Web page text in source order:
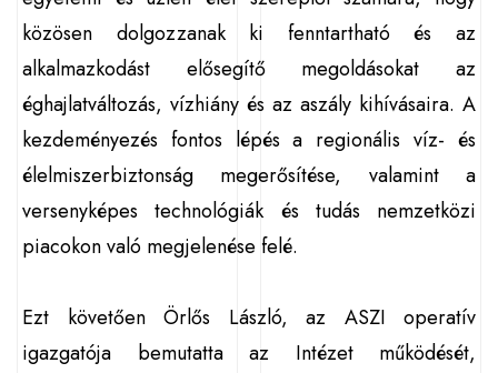
közösen dolgozzanak ki fenntartható és az
alkalmazkodást elősegítő megoldásokat az
éghajlatváltozás, vízhiány és az aszály kihívásaira. A
kezdeményezés fontos lépés a regionális víz- és
élelmiszerbiztonság megerősítése, valamint a
versenyképes technológiák és tudás nemzetközi
piacokon való megjelenése felé.
Ezt követően Örlős László, az ASZI operatív
igazgatója bemutatta az Intézet működését,